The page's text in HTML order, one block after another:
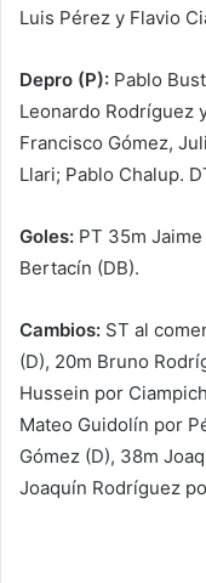
Luis Pérez y Flavio
Depro (P): Pablo
Leonardo Rodríguez
Francisco Gómez,
Llari; Pablo Chalup.
Goles: PT 35m
Bertacín (DB).
Cambios: ST al
(D), 20m Bruno
Hussein por
Mateo Guidolín por
Gómez (D), 38m
Joaquín Rodríguez